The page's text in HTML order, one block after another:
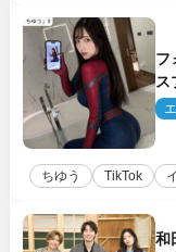
フ
ス
ちゆう TikTok
和